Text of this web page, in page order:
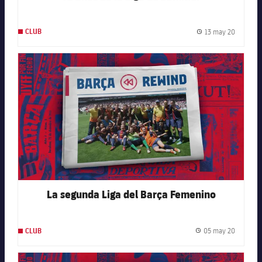
CLUB Fecha
13 may 20
FC Barcelona club badge
La segunda Liga del Barça Femenino
CLUB Fecha
05 may 20
FC Barcelona club badge